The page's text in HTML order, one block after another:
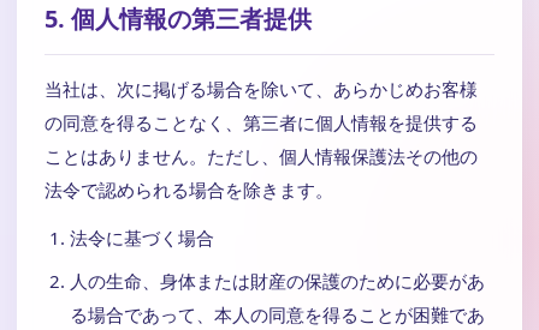
5. 個人情報の第三者提供
当社は、次に掲げる場合を除いて、あらかじめお客様
の同意を得ることなく、第三者に個人情報を提供する
ことはありません。ただし、個人情報保護法その他の
法令で認められる場合を除きます。
法令に基づく場合
人の生命、身体または財産の保護のために必要があ
る場合であって、本人の同意を得ることが困難であ